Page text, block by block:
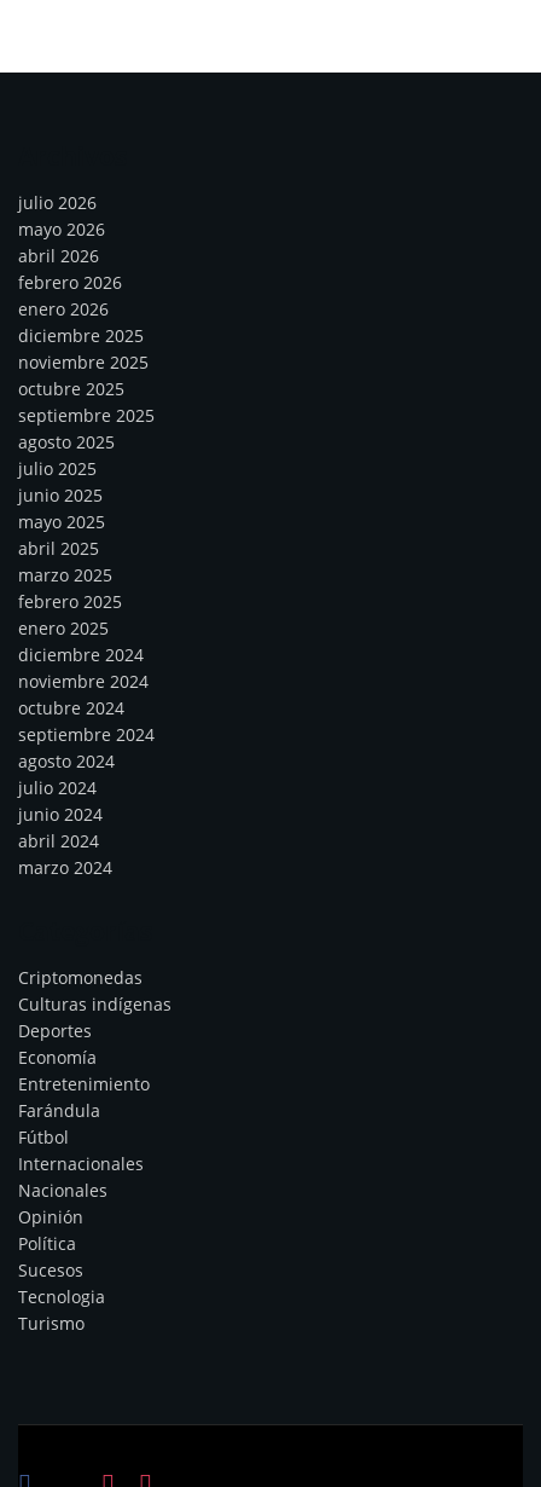
julio 2026
mayo 2026
abril 2026
febrero 2026
enero 2026
diciembre 2025
noviembre 2025
octubre 2025
septiembre 2025
agosto 2025
julio 2025
junio 2025
mayo 2025
abril 2025
marzo 2025
febrero 2025
enero 2025
diciembre 2024
noviembre 2024
octubre 2024
septiembre 2024
agosto 2024
julio 2024
junio 2024
abril 2024
marzo 2024
Criptomonedas
Culturas indígenas
Deportes
Economía
Entretenimiento
Farándula
Fútbol
Internacionales
Nacionales
Opinión
Política
Sucesos
Tecnologia
Turismo